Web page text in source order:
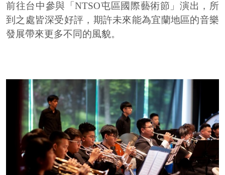
前往台中參與「NTSO屯區國際藝術節」演出，所
到之處皆深受好評，期許未來能為宜蘭地區的音樂
發展帶來更多不同的風貌。